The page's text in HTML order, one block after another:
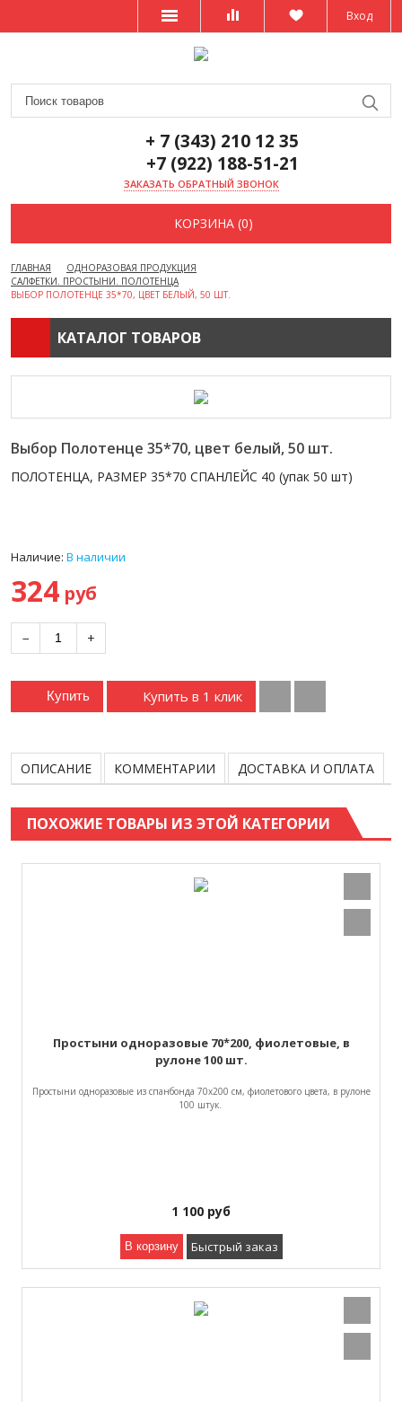
Вход
+ 7 (343) 210 12 35
+7 (922) 188-51-21
ЗАКАЗАТЬ ОБРАТНЫЙ ЗВОНОК
КОРЗИНА (0)
ГЛАВНАЯ
ОДНОРАЗОВАЯ ПРОДУКЦИЯ
САЛФЕТКИ. ПРОСТЫНИ. ПОЛОТЕНЦА
ВЫБОР ПОЛОТЕНЦЕ 35*70, ЦВЕТ БЕЛЫЙ, 50 ШТ.
КАТАЛОГ ТОВАРОВ
Выбор Полотенце 35*70, цвет белый, 50 шт.
ПОЛОТЕНЦА, РАЗМЕР 35*70 СПАНЛЕЙС 40 (упак 50 шт)
Наличие: В наличии
324 руб
− +
Купить Купить в 1 клик
ОПИСАНИЕ КОММЕНТАРИИ ДОСТАВКА И ОПЛАТА
ПОХОЖИЕ ТОВАРЫ ИЗ ЭТОЙ КАТЕГОРИИ
Простыни одноразовые 70*200, фиолетовые, в
рулоне 100 шт.
Простыни одноразовые из спанбонда 70х200 см, фиолетового цвета, в рулоне
100 штук.
1 100 руб
В корзину Быстрый заказ